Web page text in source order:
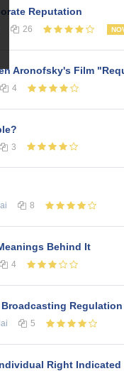
Reputation
26
Aronofsky's Film
4
3
8
Behind It
4
Regulation
5
Right